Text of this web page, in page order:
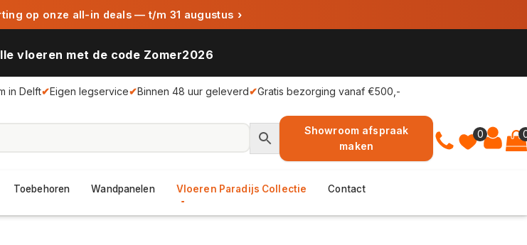
op onze all-in deals — t/m 31 augustus ›
vloeren met de code Zomer2026
in Delft✔Eigen legservice✔Binnen 48 uur geleverd✔Gratis bezorging vanaf €500,-
0
Showroom afspraak
maken
Toebehoren Wandpanelen Vloeren Paradijs Collectie Contact